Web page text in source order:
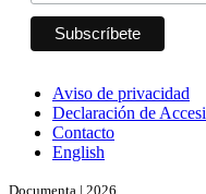
Aviso de privacidad
Declaración de
Contacto
English
Documenta | 2026